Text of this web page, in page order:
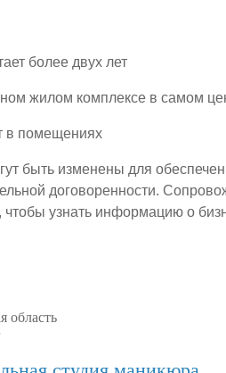
более двух лет
жилом комплексе в самом
в помещениях
быть изменены для
договоренности.
узнать информацию о
область